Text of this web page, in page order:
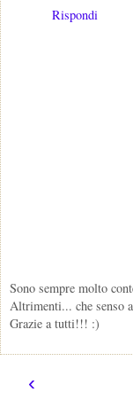
Rispondi
Sono sempre molto
Altrimenti... che senso
Grazie a tutti!!! :)
‹